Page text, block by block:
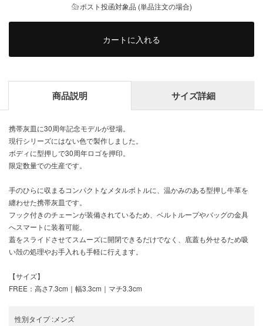
ポスト投函対象品 (単品注文の場合)
カートに入れる
商品説明 サイズ詳細
携帯灰皿に30周年記念モデルが登場。
現行シリーズにはない色で製作しました。
ボディに型押しで30周年ロゴを押印。
限定数量での生産です。
手のひらに収まるコンパクトなメタルボトルに、温かみのある型押し牛革を
纏わせた携帯灰皿です。
フック付きのチェーンが装備されているため、ベルトループやバッグの金具
へスマートに装着可能。
蓋をスライドさせてスムーズに開閉できるだけでなく、底蓋も外せるため吸
い殻の処理やお手入れも手軽に行えます。
【サイズ】
FREE：高さ7.3cm｜幅3.3cm｜マチ3.3cm
性別タイプ:メンズ